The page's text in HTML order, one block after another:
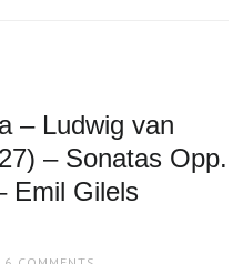
– Ludwig van
– Sonatas Opp.
Emil Gilels